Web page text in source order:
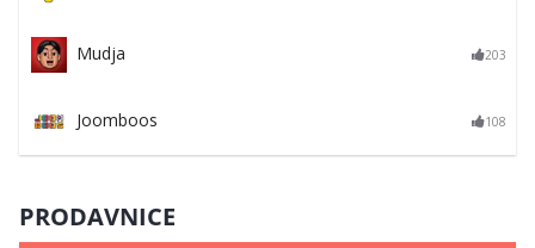
Mudja 203
Joomboos 108
PRODAVNICE